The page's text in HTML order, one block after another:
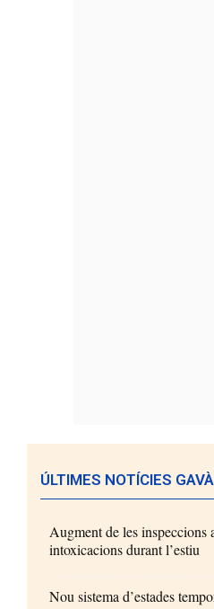
ÚLTIMES NOTÍCIES GAVÀ
Augment de les inspeccions
intoxicacions durant l’estiu
Nou sistema d’estades